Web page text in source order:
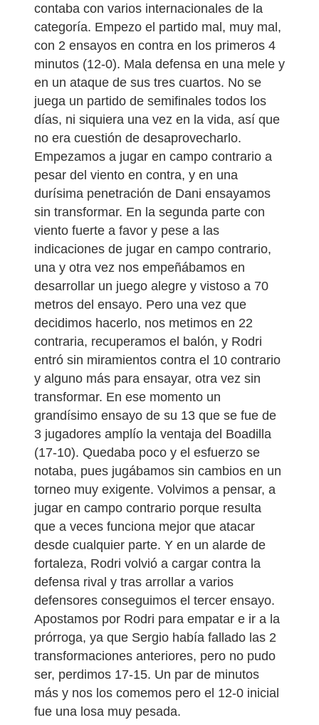
contaba con varios internacionales de la
categoría. Empezo el partido mal, muy mal,
con 2 ensayos en contra en los primeros 4
minutos (12-0). Mala defensa en una mele y
en un ataque de sus tres cuartos. No se
juega un partido de semifinales todos los
días, ni siquiera una vez en la vida, así que
no era cuestión de desaprovecharlo.
Empezamos a jugar en campo contrario a
pesar del viento en contra, y en una
durísima penetración de Dani ensayamos
sin transformar. En la segunda parte con
viento fuerte a favor y pese a las
indicaciones de jugar en campo contrario,
una y otra vez nos empeñábamos en
desarrollar un juego alegre y vistoso a 70
metros del ensayo. Pero una vez que
decidimos hacerlo, nos metimos en 22
contraria, recuperamos el balón, y Rodri
entró sin miramientos contra el 10 contrario
y alguno más para ensayar, otra vez sin
transformar. En ese momento un
grandísimo ensayo de su 13 que se fue de
3 jugadores amplío la ventaja del Boadilla
(17-10). Quedaba poco y el esfuerzo se
notaba, pues jugábamos sin cambios en un
torneo muy exigente. Volvimos a pensar, a
jugar en campo contrario porque resulta
que a veces funciona mejor que atacar
desde cualquier parte. Y en un alarde de
fortaleza, Rodri volvió a cargar contra la
defensa rival y tras arrollar a varios
defensores conseguimos el tercer ensayo.
Apostamos por Rodri para empatar e ir a la
prórroga, ya que Sergio había fallado las 2
transformaciones anteriores, pero no pudo
ser, perdimos 17-15. Un par de minutos
más y nos los comemos pero el 12-0 inicial
fue una losa muy pesada.